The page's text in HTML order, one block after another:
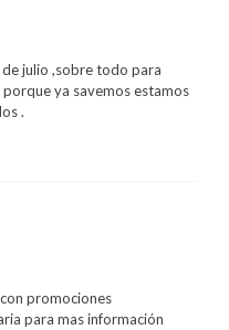
julio ,sobre todo para
ya savemos estamos
.
promociones
para mas información